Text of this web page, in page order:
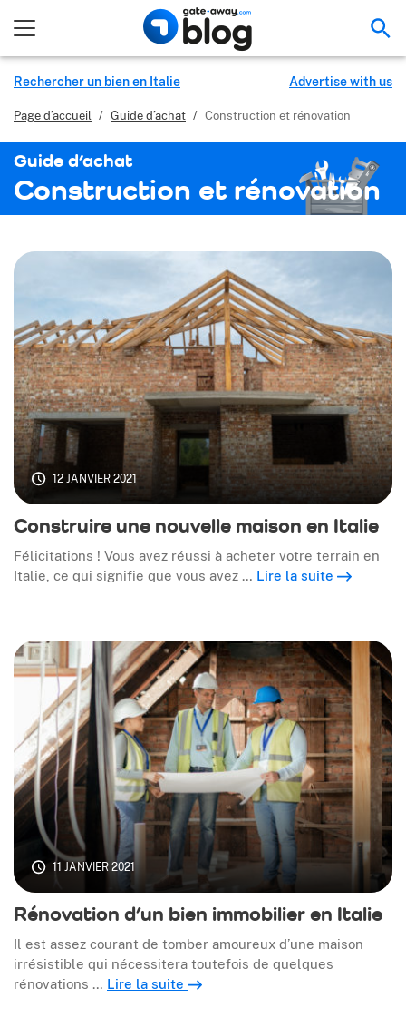
Rechercher un bien en Italie Advertise with us
Page d’accueil / Guide d’achat / Construction et rénovation
Guide d’achat
Construction et rénovation
12 JANVIER 2021
Construire une nouvelle maison en Italie
Félicitations ! Vous avez réussi à acheter votre terrain en
Italie, ce qui signifie que vous avez … Lire la suite
11 JANVIER 2021
Rénovation d’un bien immobilier en Italie
Il est assez courant de tomber amoureux d’une maison
irrésistible qui nécessitera toutefois de quelques
rénovations … Lire la suite